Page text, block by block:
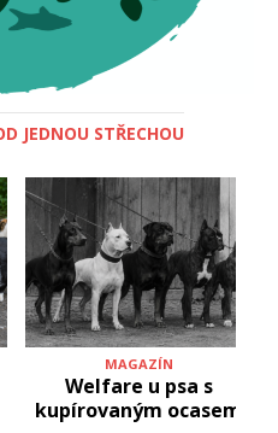
JEDNOU STŘECHOU
MAGAZÍN
Welfare u psa s
kupírovaným ocasem